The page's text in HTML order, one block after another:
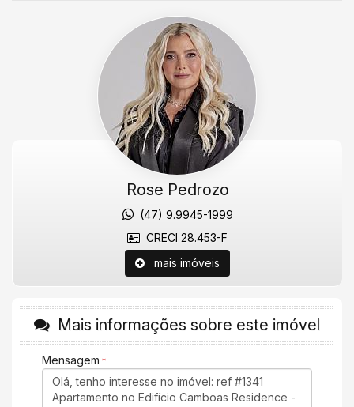
Apartamento alto padrão com vista para o mar, localizado na
região central de Balneário Camboriú, está próximo a igreja e
camelódromo, com fácil acesso a Avenida Central e a 3ª
Avenida. Empreendimento conta com ótimo padrão de
acabamento, e completa área de lazer para toda a família.
Agende uma visita agora mesmo!
Valores sujeitos a alteração sem aviso prévio.
Características do Imóvel
Aquecimento de Água
Vista Livre
Acabamento em Gesso
Fechadura Eletrônica
Vista Panorâmica
Área de Serviço
Living
Sala de Estar
Rose Pedrozo
(47) 9.9945-1999
CRECI 28.453-F
mais imóveis
Mais informações sobre este imóvel
Mensagem